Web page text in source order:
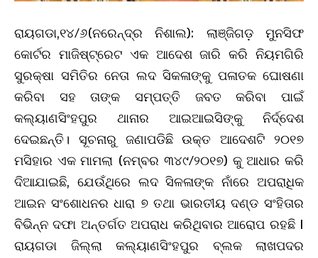
ରାୟଗଡା,୧୪/୬(ନରେନ୍ଦ୍ର ନିଶାଲ): ଲାଞ୍ଜିଗଡ଼ ମୁନସିଫ
କୋର୍ଟର ମାଜିଷ୍ଟ୍ରେଟ ଏକ ଆଦେଶ ଜାରି କରି ନିୟମଗିରି
ସୁରକ୍ଷା ସମିତିର ନେତା ଲଦ ସିକଳାଙ୍କୁ ପଳାତକ ଘୋଷଣା
କରିବା ସହ ତାଙ୍କ ସମ୍ପତ୍ତି ଜବତ କରିବା ପାଇଁ
କଲ୍ୟାଣସିଂହପୁର ଥାନାର ଆଇଆଇସିଙ୍କୁ ନିର୍ଦ୍ଦେଶ
ଦେଇଛନ୍ତି। ସୂଚନାରୁ ଜଣାପଡିଛି ଉକ୍ତ ଆଦେଶଟି ୨୦୧୭
ମସିହାର ଏକ ମାମଲା (ନମ୍ବର ୩୪୯/୨୦୧୭) କୁ ଆଧାର କରି
ଦିଆଯାଇଛି, ଯେଉଁଥିରେ ଲଦ ସିଳଳାଙ୍କ ନାଁରେ ଅପରାଧିକ
ଆଇନ ସଂଶୋଧନର ଧାରା ୭ ତଥା ଭାରତୀୟ ଦଣ୍ଡ ସଂହିତାର
ବିଭିନ୍ନ ଦଫା ଅନ୍ତର୍ଗତ ଅପରାଧ କରିଥିବାର ଆରୋପ ରହଛି I
ରାୟଗଡା ଜିଲ୍ଲା କଲ୍ୟାଣସିଂହପୁର ବ୍ଲକ ଲାଖପଦର